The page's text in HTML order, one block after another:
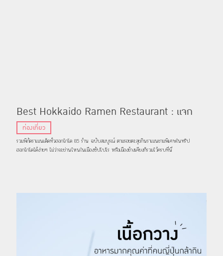
Best Hokkaido Ramen Restaurant : แจก
พิกัด 85 ร้านราเมนเด็ดในฮอกไกโด
ท่องเที่ยว
รวมพิกัดราเมนเด็ดทั่วฮอกไกโด 85 ร้าน ฉบับสมบูรณ์ ตามรอยตะลุยกินราเมนชามพิเศษในทริป
ฮอกไกโดได้ง่ายๆ ไม่ว่าจะย่านไหนในเมืองซัปโปโร หรือเมืองข้างเคียงก็รวมไว้ครบที่นี่